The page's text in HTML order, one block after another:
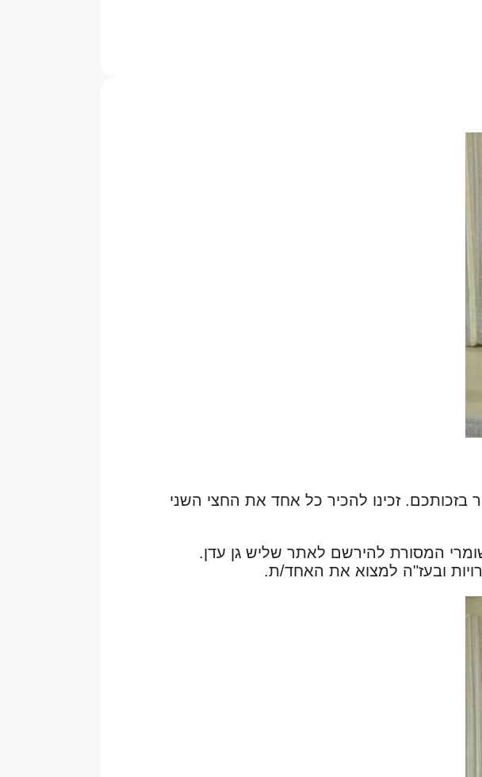
בזכותכם. זכינו להכיר כל אחד את החצי השני
המסורת להירשם לאתר שליש גן עדן.
ובעז"ה למצוא את האחד/ת.